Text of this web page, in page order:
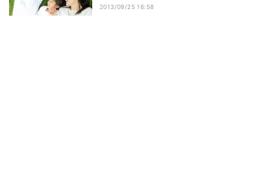
2013/09/25 16:58